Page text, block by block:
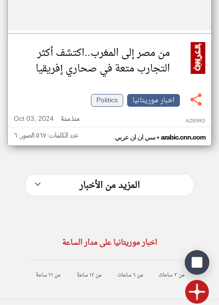
من مصر إلى المغرب..اكتشف أكثر
التجارب متعة في صحاري إفريقيا
اخبار موريتانيا
Politics
Oct 03, 2024
منذ سنة AZ95RO
سي ان ان عربي• arabic.cnn.com عدد الكلمات: ٥٦٧ الصور: ٦
المزيد من الأخبار
اخبار موريتانيا على مدار الساعة
من ٣ ساعات من ٦ ساعات من ١٢ ساعة من ١٦ ساعة